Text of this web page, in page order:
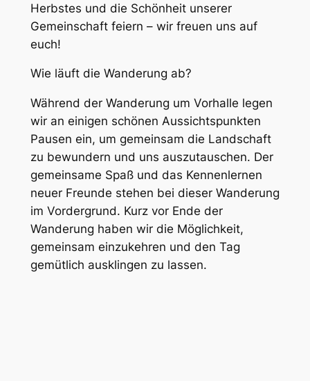
Herbstes und die Schönheit unserer
Gemeinschaft feiern – wir freuen uns auf
euch!
Wie läuft die Wanderung ab?
Während der Wanderung um Vorhalle legen
wir an einigen schönen Aussichtspunkten
Pausen ein, um gemeinsam die Landschaft
zu bewundern und uns auszutauschen. Der
gemeinsame Spaß und das Kennenlernen
neuer Freunde stehen bei dieser Wanderung
im Vordergrund. Kurz vor Ende der
Wanderung haben wir die Möglichkeit,
gemeinsam einzukehren und den Tag
gemütlich ausklingen zu lassen.